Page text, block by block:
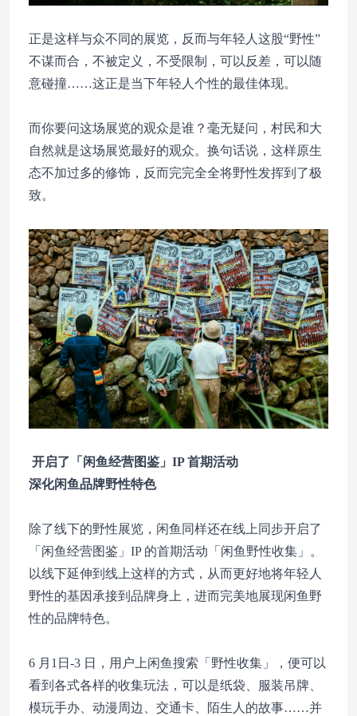
正是这样与众不同的展览，反而与年轻人这股“野性”
不谋而合，不被定义，不受限制，可以反差，可以随
意碰撞……这正是当下年轻人个性的最佳体现。
而你要问这场展览的观众是谁？毫无疑问，村民和大
自然就是这场展览最好的观众。换句话说，这样原生
态不加过多的修饰，反而完完全全将野性发挥到了极
致。
开启了「闲鱼经营图鉴」IP 首期活动
深化闲鱼品牌野性特色
除了线下的野性展览，闲鱼同样还在线上同步开启了
「闲鱼经营图鉴」IP 的首期活动「闲鱼野性收集」。
以线下延伸到线上这样的方式，从而更好地将年轻人
野性的基因承接到品牌身上，进而完美地展现闲鱼野
性的品牌特色。
6 月1日-3 日，用户上闲鱼搜索「野性收集」，便可以
看到各式各样的收集玩法，可以是纸袋、服装吊牌、
模玩手办、动漫周边、交通卡、陌生人的故事……并